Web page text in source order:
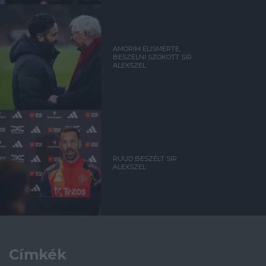
AMORIM ELISMERTE,
BESZÉLNI SZOKOTT SIR
ALEXSZEL
RUUD BESZÉLT SIR
ALEXSZEL
Címkék